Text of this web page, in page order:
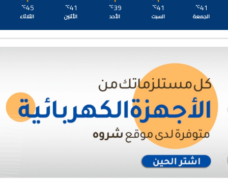
41
℃
الجمعة
41
℃
السبت
39
℃
الأحد
41
℃
الأثنين
45
℃
الثلاثاء